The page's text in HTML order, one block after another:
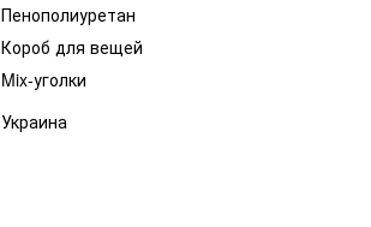
Пенополиуретан
Короб для вещей
Mix-уголки
Украина